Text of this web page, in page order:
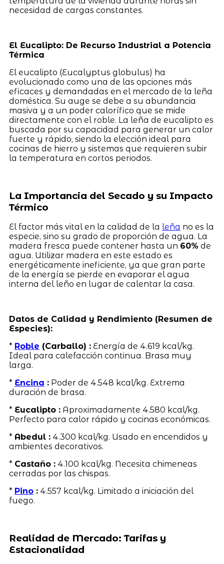
necesidad de cargas constantes.
El Eucalipto: De Recurso Industrial a Potencia
Térmica
El eucalipto (Eucalyptus globulus) ha
evolucionado como una de las opciones más
eficaces y demandadas en el mercado de la leña
doméstica. Su auge se debe a su abundancia
masiva y a un poder calorífico que se mide
directamente con el roble. La leña de eucalipto es
buscada por su capacidad para generar un calor
fuerte y rápido, siendo la elección ideal para
cocinas de hierro y sistemas que requieren subir
la temperatura en cortos periodos.
La Importancia del Secado y su Impacto
Térmico
El factor más vital en la calidad de la leña no es la
especie, sino su grado de proporción de agua. La
madera fresca puede contener hasta un 60% de
agua. Utilizar madera en este estado es
energéticamente ineficiente, ya que gran parte
de la energía se pierde en evaporar el agua
interna del leño en lugar de calentar la casa.
Datos de Calidad y Rendimiento (Resumen de
Especies):
* Roble (Carballo) :Energía de 4.619 kcal/kg.
Ideal para calefacción continua. Brasa muy
larga.
* Encina :Poder de 4.548 kcal/kg. Extrema
duración de brasa.
* Eucalipto :Aproximadamente 4.580 kcal/kg.
Perfecto para calor rápido y cocinas económicas.
* Abedul :4.300 kcal/kg. Usado en encendidos y
ambientes decorativos.
* Castaño :4.100 kcal/kg. Necesita chimeneas
cerradas por las chispas.
* Pino:4.557 kcal/kg. Limitado a iniciación del
fuego.
Realidad de Mercado: Tarifas y
Estacionalidad